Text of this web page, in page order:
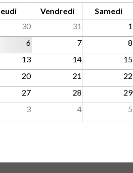
Vendredi Samedi
30 31 1
6 7 8
13 14 15
20 21 22
27 28 29
3 4 5